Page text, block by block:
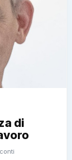
di